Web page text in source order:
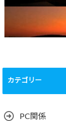
カテゴリー
PC関係